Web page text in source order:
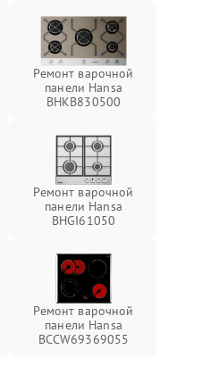
Ремонт варочной
панели Hansa
BHKB830500
Ремонт варочной
панели Hansa
BHGI61050
Ремонт варочной
панели Hansa
BCCW69369055